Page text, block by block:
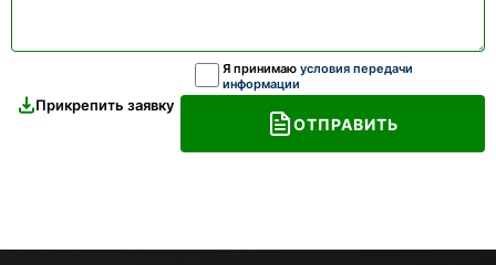
Прикрепить заявку
Я принимаю условия передачи
информации
ОТПРАВИТЬ